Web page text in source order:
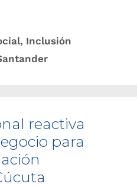
, Inclusión
reactiva
para